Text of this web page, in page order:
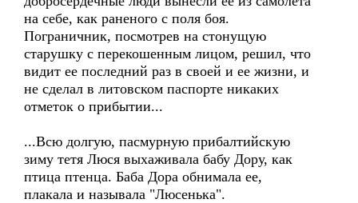
на себе, как раненого с поля боя.
Пограничник, посмотрев на стонущую
старушку с перекошенным лицом, решил, что
видит ее последний раз в своей и ее жизни, и
не сделал в литовском паспорте никаких
отметок о прибытии...
...Всю долгую, пасмурную прибалтийскую
зиму тетя Люся выхаживала бабу Дору, как
птица птенца. Баба Дора обнимала ее,
плакала и называла "Люсенька".